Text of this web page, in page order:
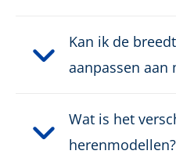
Sluiting:
Kan ik de
aanpassen aan
Wat is het
herenmodellen?